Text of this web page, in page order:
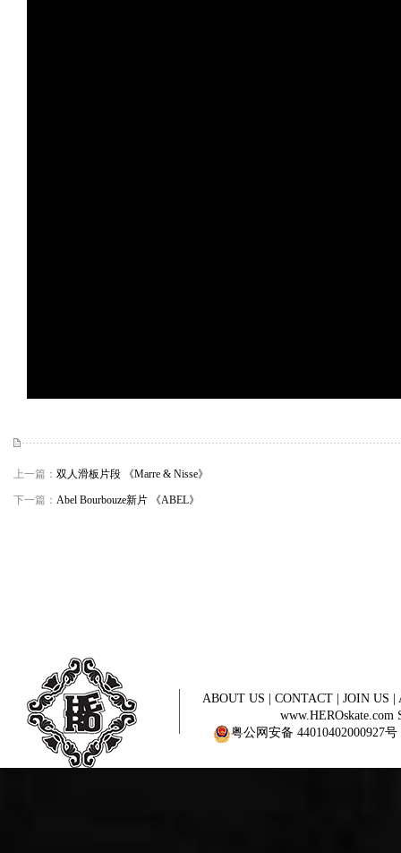
上一篇： 双人滑板片段 《Marre & Nisse》
下一篇： Abel Bourbouze新片 《ABEL》
ABOUT US CONTACT JOIN US
www.HEROskate.com
粤公网安备 44010402000927号